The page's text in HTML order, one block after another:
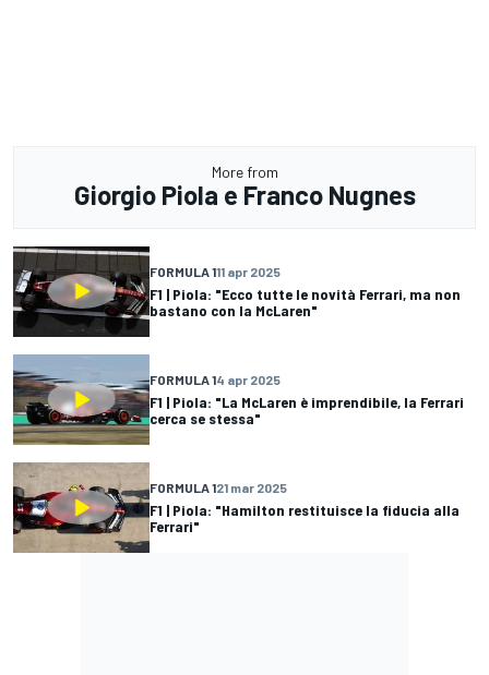
More from
Giorgio Piola e Franco Nugnes
FORMULA 111 apr 2025
F1 | Piola: "Ecco tutte le novità Ferrari, ma non
bastano con la McLaren"
FORMULA 14 apr 2025
F1 | Piola: "La McLaren è imprendibile, la Ferrari
cerca se stessa"
FORMULA 121 mar 2025
F1 | Piola: "Hamilton restituisce la fiducia alla
Ferrari"